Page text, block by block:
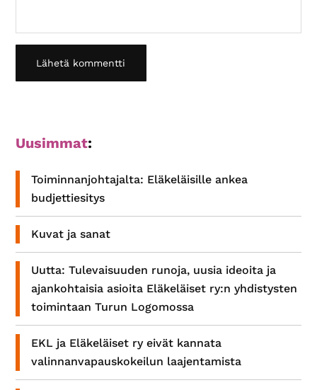
Ensisijainen
Uusimmat:
Toiminnanjohtajalta: Eläkeläisille ankea
budjettiesitys
Kuvat ja sanat
Uutta: Tulevaisuuden runoja, uusia ideoita ja
ajankohtaisia asioita Eläkeläiset ry:n yhdistysten
toimintaan Turun Logomossa
EKL ja Eläkeläiset ry eivät kannata
valinnanvapauskokeilun laajentamista